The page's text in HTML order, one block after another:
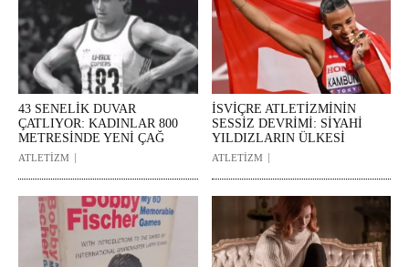
43 SENELİK DUVAR
ÇATLIYOR: KADINLAR 800
METRESİNDE YENİ ÇAĞ
ATLETİZM
İSVİÇRE ATLETİZMİNİN
SESSİZ DEVRİMİ: SİYAHİ
YILDIZLARIN ÜLKESİ
ATLETİZM